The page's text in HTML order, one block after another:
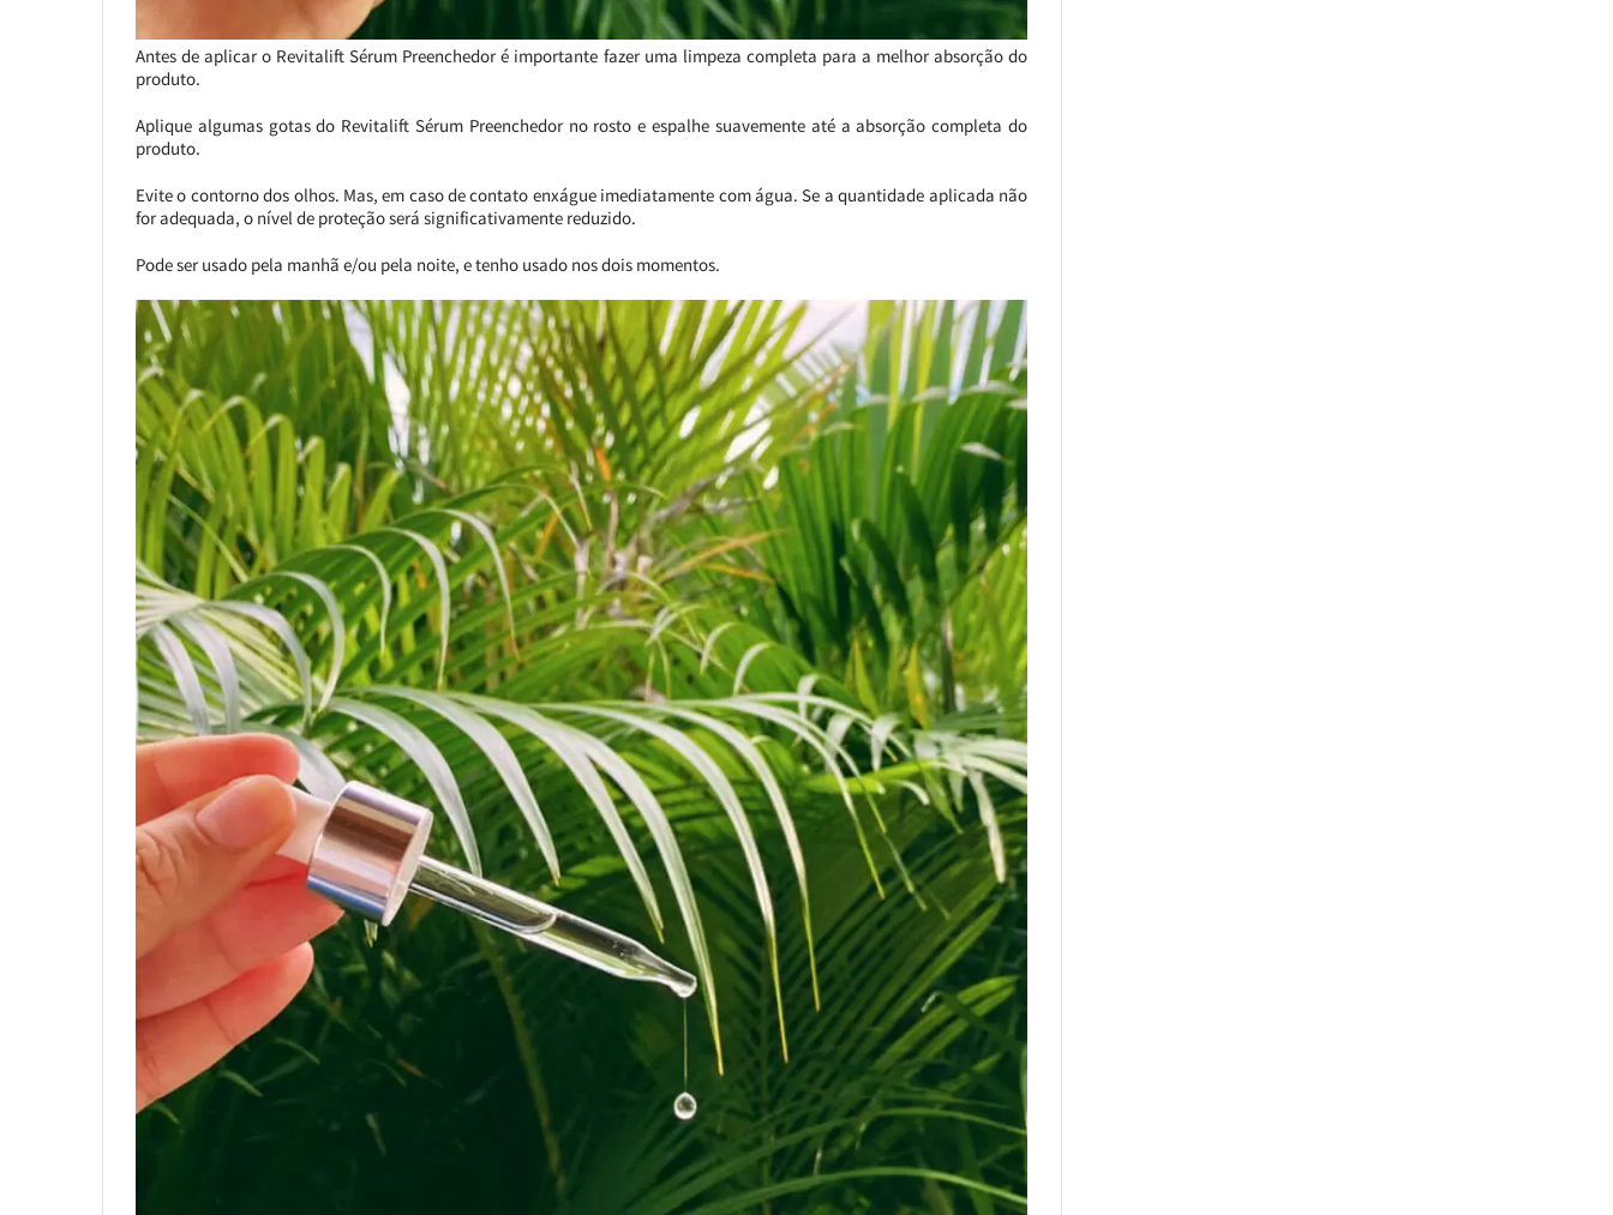
Antes de aplicar o Revitalift Sérum Preenchedor é importante fazer uma limpeza completa para a melhor absorção do
produto.
Aplique algumas gotas do Revitalift Sérum Preenchedor no rosto e espalhe suavemente até a absorção completa do
produto.
Evite o contorno dos olhos. Mas, em caso de contato enxágue imediatamente com água. Se a quantidade aplicada não
for adequada, o nível de proteção será significativamente reduzido.
Pode ser usado pela manhã e/ou pela noite, e tenho usado nos dois momentos.